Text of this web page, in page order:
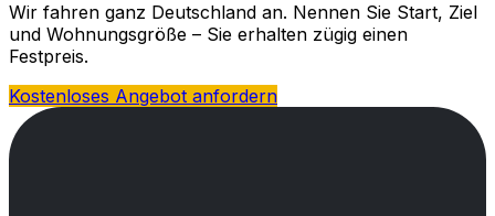
Wir fahren ganz Deutschland an. Nennen Sie Start, Ziel
und Wohnungsgröße – Sie erhalten zügig einen
Festpreis.
Kostenloses Angebot anfordern